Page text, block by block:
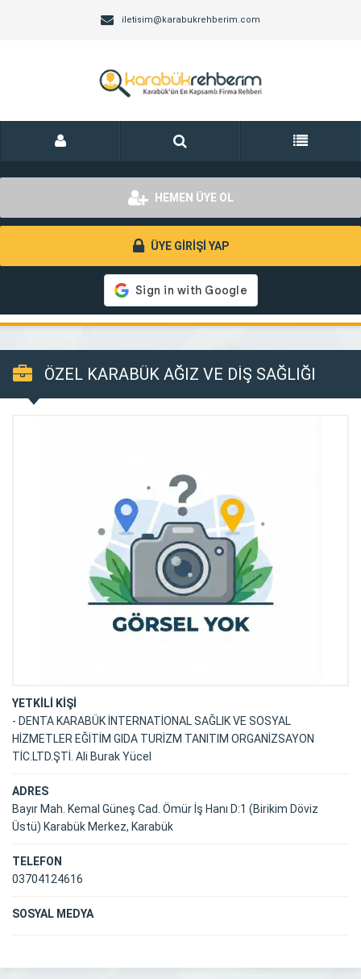
iletisim@karabukrehberim.com
HEMEN ÜYE OL
ÜYE GİRİŞİ YAP
ÖZEL KARABÜK AĞIZ VE DİŞ SAĞLIĞI
YETKİLİ KİŞİ
- DENTA KARABÜK İNTERNATİONAL SAĞLIK VE SOSYAL
HİZMETLER EĞİTİM GIDA TURİZM TANITIM ORGANİZSAYON
TİC.LTD.ŞTİ. Ali Burak Yücel
ADRES
Bayır Mah. Kemal Güneş Cad. Ömür İş Hanı D:1 (Birikim Döviz
Üstü) Karabük Merkez, Karabük
TELEFON
03704124616
SOSYAL MEDYA